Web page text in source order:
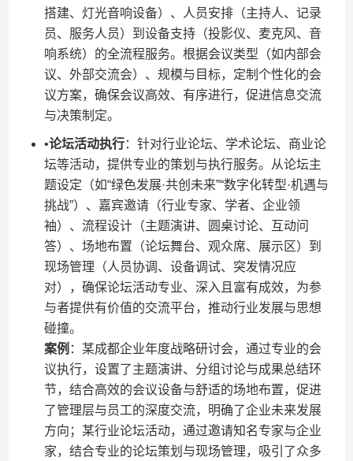
搭建、灯光音响设备）、人员安排（主持人、记录
员、服务人员）到设备支持（投影仪、麦克风、音
响系统）的全流程服务。根据会议类型（如内部会
议、外部交流会）、规模与目标，定制个性化的会
议方案，确保会议高效、有序进行，促进信息交流
与决策制定。
•​​论坛活动执行​​：针对行业论坛、学术论坛、商业论
坛等活动，提供专业的策划与执行服务。从论坛主
题设定（如“绿色发展·共创未来”“数字化转型·机遇与
挑战”）、嘉宾邀请（行业专家、学者、企业领
袖）、流程设计（主题演讲、圆桌讨论、互动问
答）、场地布置（论坛舞台、观众席、展示区）到
现场管理（人员协调、设备调试、突发情况应
对），确保论坛活动专业、深入且富有成效，为参
与者提供有价值的交流平台，推动行业发展与思想
碰撞。
​案例​ ​：某成都企业年度战略研讨会，通过专业的会
议执行，设置了主题演讲、分组讨论与成果总结环
节，结合高效的会议设备与舒适的场地布置，促进
了管理层与员工的深度交流，明确了企业未来发展
方向；某行业论坛活动，通过邀请知名专家与企业
家，结合专业的论坛策划与现场管理，吸引了众多